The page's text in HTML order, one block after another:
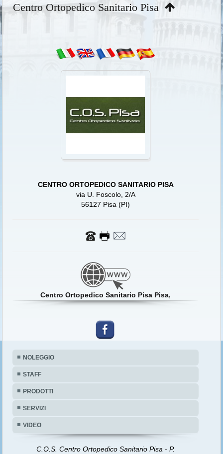
Centro Ortopedico Sanitario Pisa
CENTRO ORTOPEDICO SANITARIO PISA
via U. Foscolo, 2/A
56127 Pisa (PI)
Centro Ortopedico Sanitario Pisa Pisa,
NOLEGGIO
STAFF
PRODOTTI
SERVIZI
VIDEO
C.O.S. Centro Ortopedico Sanitario Pisa - P.